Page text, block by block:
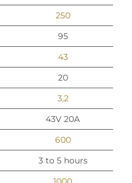
250
95
43
20
3,2
43V 20A
600
3 to 5 hours